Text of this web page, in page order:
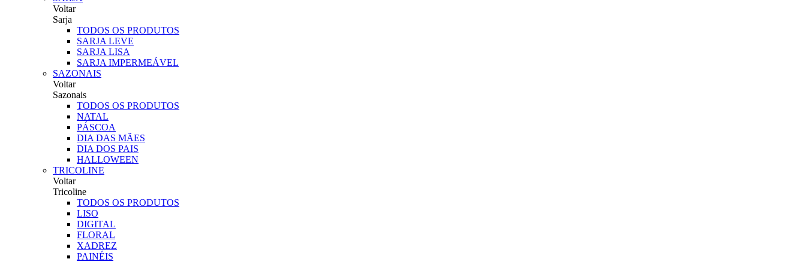
Voltar
Sarja
TODOS OS PRODUTOS
SARJA LEVE
SARJA LISA
SARJA IMPERMEÁVEL
SAZONAIS
Voltar
Sazonais
TODOS OS PRODUTOS
NATAL
PÁSCOA
DIA DAS MÃES
DIA DOS PAIS
HALLOWEEN
TRICOLINE
Voltar
Tricoline
TODOS OS PRODUTOS
LISO
DIGITAL
FLORAL
XADREZ
PAINÉIS